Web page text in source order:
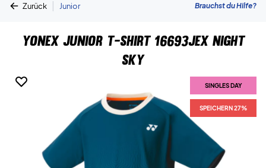
Zurück | Junior Brauchst du Hilfe?
Yonex Junior T-shirt 16693JEX Night
Sky
SINGLES DAY
SPEICHERN 27%